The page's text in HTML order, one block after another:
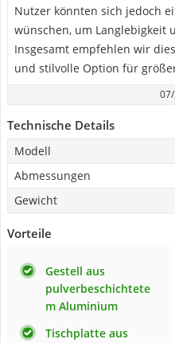
Nutzer könnten sich jedoch
wünschen, um Langlebigkeit
Insgesamt empfehlen wir
und stilvolle Option für
Technische Details
Modell
Abmessungen
Gewicht
Vorteile
Gestell aus
pulverbeschichtete
m Aluminium
Tischplatte aus